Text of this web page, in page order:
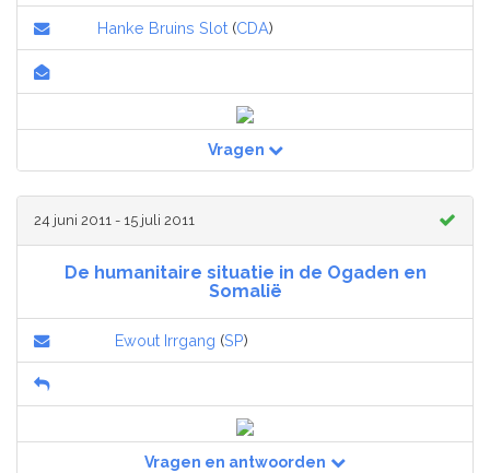
Hanke Bruins Slot (CDA)
Vragen
24 juni 2011 - 15 juli 2011
De humanitaire situatie in de Ogaden en
Somalië
Ewout Irrgang (SP)
Vragen en antwoorden